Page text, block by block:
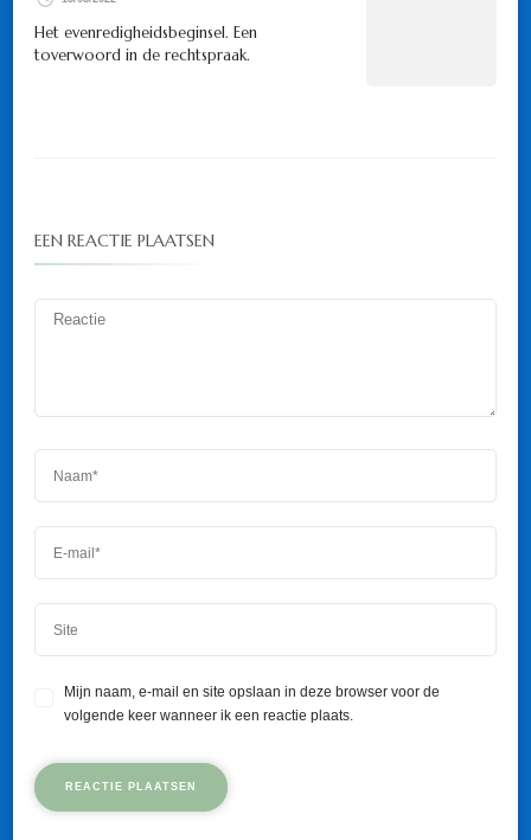
Het evenredigheidsbeginsel. Een
toverwoord in de rechtspraak.
EEN REACTIE PLAATSEN
Mijn naam, e-mail en site opslaan in deze browser voor de
volgende keer wanneer ik een reactie plaats.